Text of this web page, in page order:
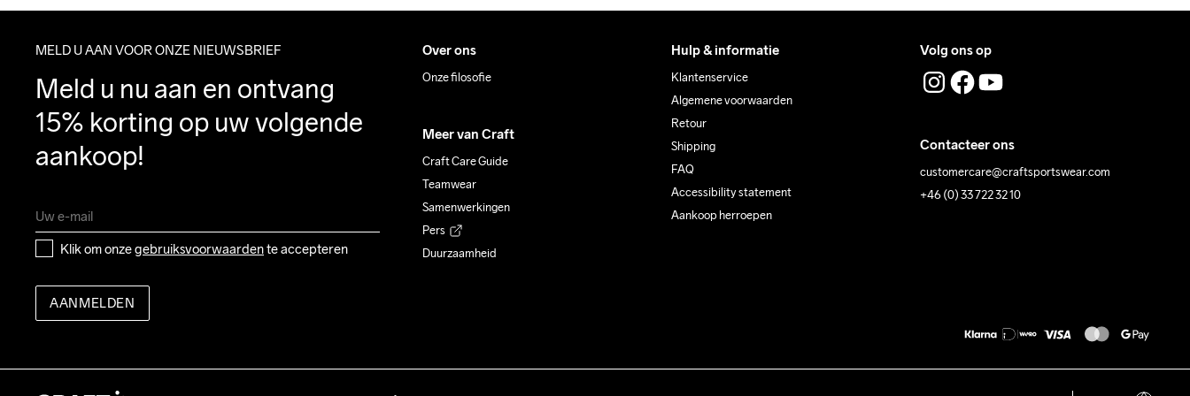
MELD U AAN VOOR ONZE NIEUWSBRIEF
Meld u nu aan en ontvang
15% korting op uw volgende
aankoop!
Klik om onze gebruiksvoorwaarden te accepteren
AANMELDEN
Over ons
Onze filosofie
Meer van Craft
Craft Care Guide
Teamwear
Samenwerkingen
Pers
Duurzaamheid
Hulp & informatie
Klantenservice
Algemene voorwaarden
Retour
Shipping
FAQ
Accessibility statement
Aankoop herroepen
Volg ons op
Contacteer ons
customercare@craftsportswear.com
+46 (0) 33 722 32 10